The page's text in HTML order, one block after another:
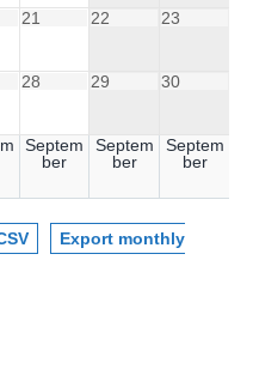
21 22 23
28 29 30
Septem
ber
Septem
ber
Septem
ber
Export monthly